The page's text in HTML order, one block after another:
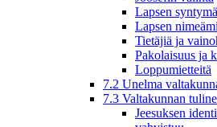
Lapsen
Lapsen
Tietäjiä ja
Pakolaisuus ja
Loppumietteitä
7.2 Unelma
7.3 Valtakunnan
Jeesuksen